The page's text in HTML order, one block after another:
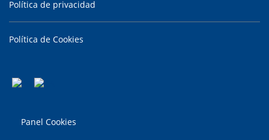
Política de privacidad
Política de Cookies
Panel Cookies